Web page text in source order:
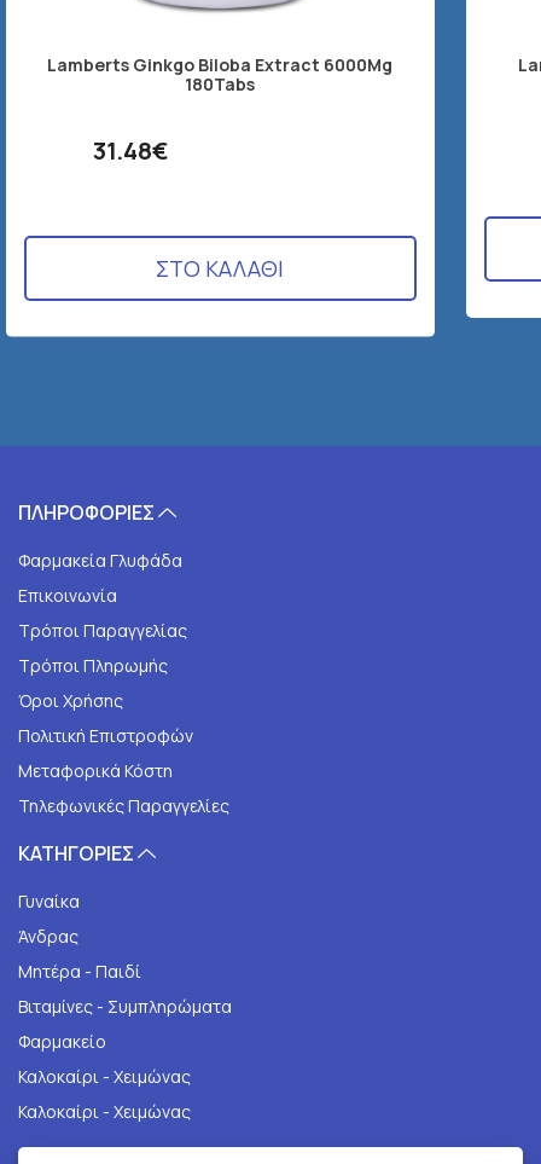
Lamberts Ginkgo Biloba Extract 6000Mg
180Tabs
31.48€
ΣΤΟ ΚΑΛΑΘΙ
ΠΛΗΡΟΦΟΡΙΕΣ
Φαρμακεία Γλυφάδα
Επικοινωνία
Τρόποι Παραγγελίας
Τρόποι Πληρωμής
Όροι Χρήσης
Πολιτική Επιστροφών
Μεταφορικά Κόστη
Τηλεφωνικές Παραγγελίες
ΚΑΤΗΓΟΡΙΕΣ
Γυναίκα
Άνδρας
Μητέρα - Παιδί
Βιταμίνες - Συμπληρώματα
Φαρμακείο
Καλοκαίρι - Χειμώνας
Καλοκαίρι - Χειμώνας